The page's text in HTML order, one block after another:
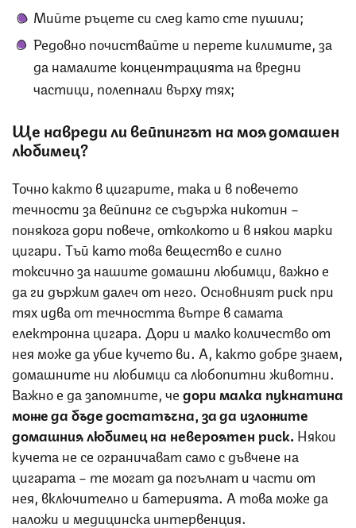
Мийте ръцете си след като сте пушили;
Редовно почиствайте и перете килимите, за
да намалите концентрацията на вредни
частици, полепнали върху тях;
Ще навреди ли вейпингът на моя домашен
любимец?
Точно както в цигарите, така и в повечето
течности за вейпинг се съдържа никотин –
понякога дори повече, отколкото и в някои марки
цигари. Тъй като това вещество е силно
токсично за нашите домашни любимци, важно е
да ги държим далеч от него. Основният риск при
тях идва от течността вътре в самата
електронна цигара. Дори и малко количество от
нея може да убие кучето ви. А, както добре знаем,
домашните ни любимци са любопитни животни.
Важно е да запомните, чедори малка пукнатина
може да бъде достатъчна, за да изложите
домашния любимец на невероятен риск. Някои
кучета не се ограничават само с дъвчене на
цигарата – те могат да погълнат и части от
нея, включително и батерията. А това може да
наложи и медицинска интервенция.